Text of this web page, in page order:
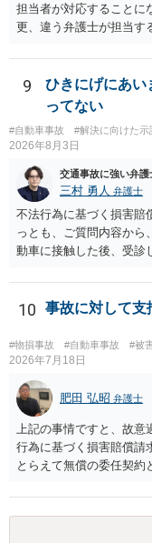
担当者が対応することに
更、違う弁護士が担当す
9
ひきにげにあい
ってない
#自動車事故 #解決に向けた示
2026年8月3日
交通事故に強い弁護
三村 勇人 弁護士
不法行為に基づく損害賠
っとも、ご質問内容から
動車に接触した後、受診
士にご相談ください。
10 事故に対して支
#物損事故 #自動車事故 #被
2026年7月18日
肥田 弘昭 弁護士
上記の事情ですと、故
行為に基づく損害賠償請
とらえて無償の委任契約
償請求も成立しない可能
定される可能性が高いで